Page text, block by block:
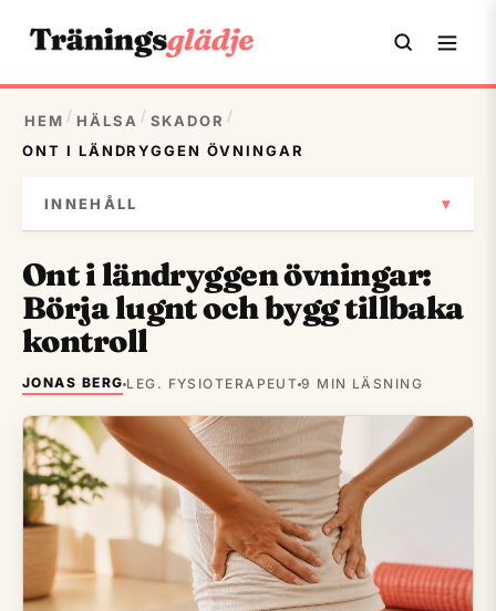
HEM / HÄLSA / SKADOR /
ONT I LÄNDRYGGEN ÖVNINGAR
Ont i ländryggen övningar:
Börja lugnt och bygg tillbaka
kontroll
JONAS BERG LEG. FYSIOTERAPEUT 9 MIN LÄSNING
INNEHÅLL ▾